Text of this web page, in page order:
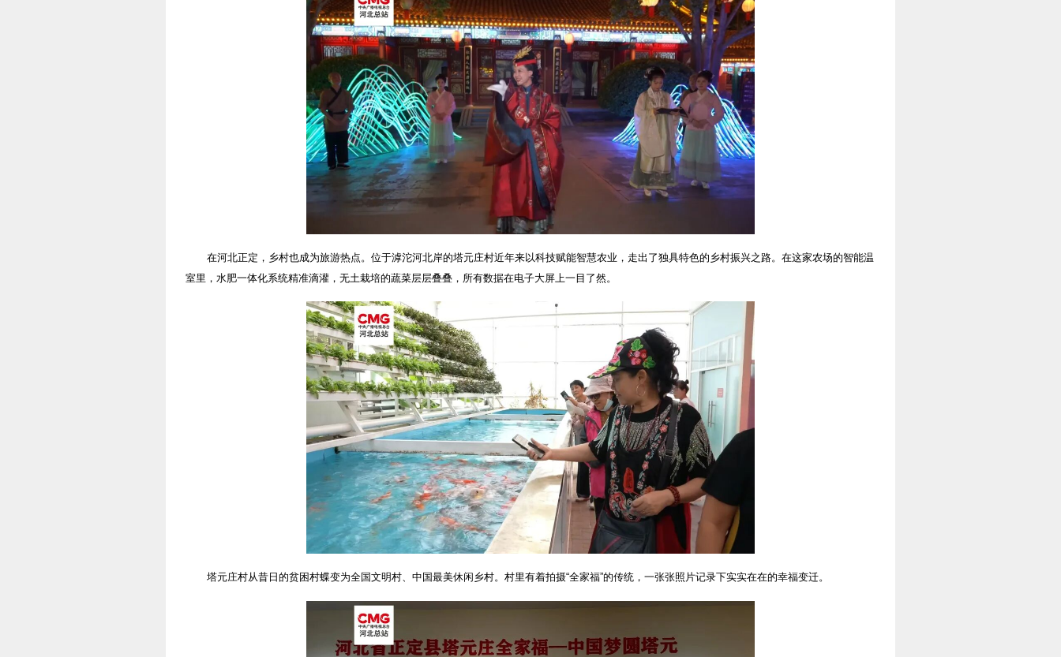
在河北正定，乡村也成为旅游热点。位于滹沱河北岸的塔元庄村近年来以科技赋能智慧农业，走出了独具特色的乡村振兴之路。在这家农场的智能温
室里，水肥一体化系统精准滴灌，无土栽培的蔬菜层层叠叠，所有数据在电子大屏上一目了然。
塔元庄村从昔日的贫困村蝶变为全国文明村、中国最美休闲乡村。村里有着拍摄“全家福”的传统，一张张照片记录下实实在在的幸福变迁。